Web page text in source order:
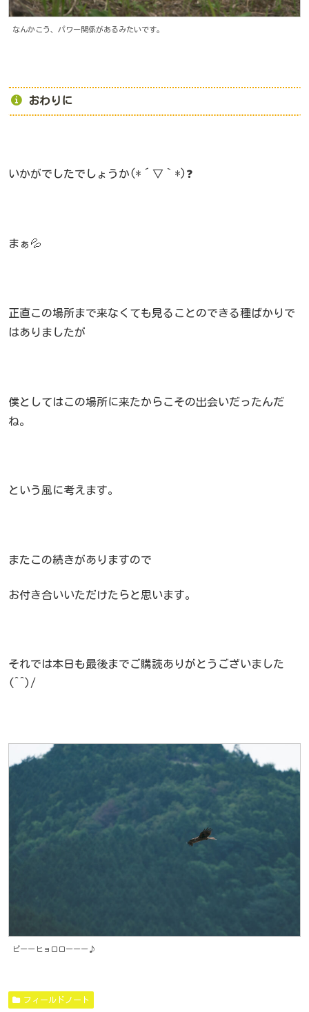
なんかこう、パワー関係があるみたいです。
おわりに
いかがでしたでしょうか(*´▽｀*)❓
まぁ💦
正直この場所まで来なくても見ることのできる種ばかりで
はありましたが
僕としてはこの場所に来たからこその出会いだったんだ
ね。
という風に考えます。
またこの続きがありますので
お付き合いいただけたらと思います。
それでは本日も最後までご購読ありがとうございました
(^^)/
ピーーヒョロローーー♪
フィールドノート